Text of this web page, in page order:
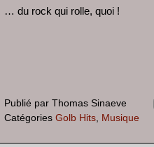
… du rock qui rolle, quoi !
Publié par Thomas Sinaeve
Catégories Golb Hits, Musique